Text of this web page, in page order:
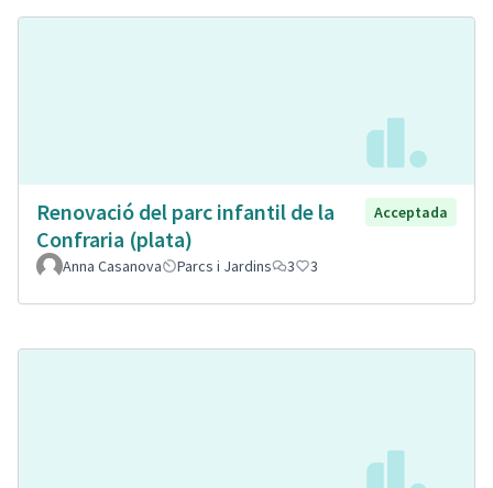
Renovació del parc infantil de la
Confraria (plata)
Acceptada
Anna Casanova Parcs i Jardins 3 3